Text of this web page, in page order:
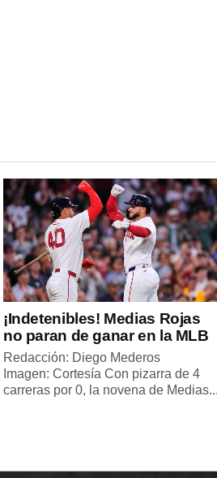
¡Indetenibles! Medias Rojas
no paran de ganar en la MLB
Redacción: Diego Mederos
Imagen: Cortesía Con pizarra de 4
carreras por 0, la novena de Medias...